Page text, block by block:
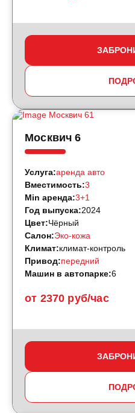
Москвич 6
от 2370 руб/час
Услуга:аренда авто
Вместимость:3
Min аренда:3+1
Год выпуска:2024
Цвет:Чёрный
Салон:Эко-кожа
Климат:климат-контроль
Привод:передний
Машин в автопарке:6